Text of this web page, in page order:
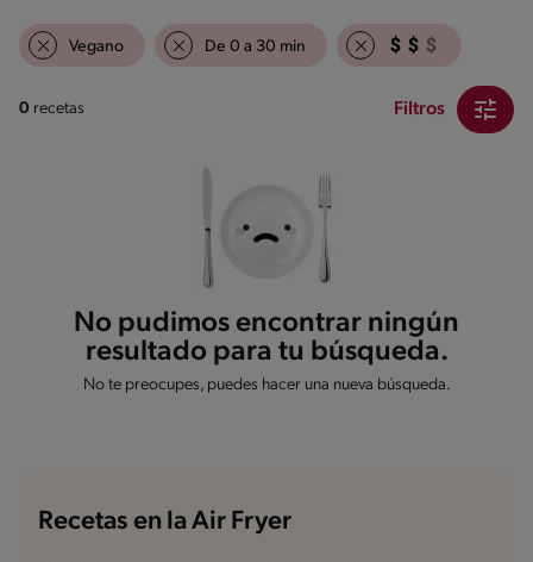
Vegano De 0 a 30 min
0 recetas Filtros
No pudimos encontrar ningún
resultado para tu búsqueda.
No te preocupes, puedes hacer una nueva búsqueda.
Recetas en la Air Fryer